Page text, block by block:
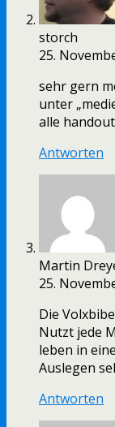
storch
25.
sehr gern
unter
alle
Antworten
Martin
25.
Die
Nutzt jede
leben in
Auslegen
Antworten